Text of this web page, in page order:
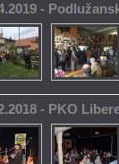
-
- PKO